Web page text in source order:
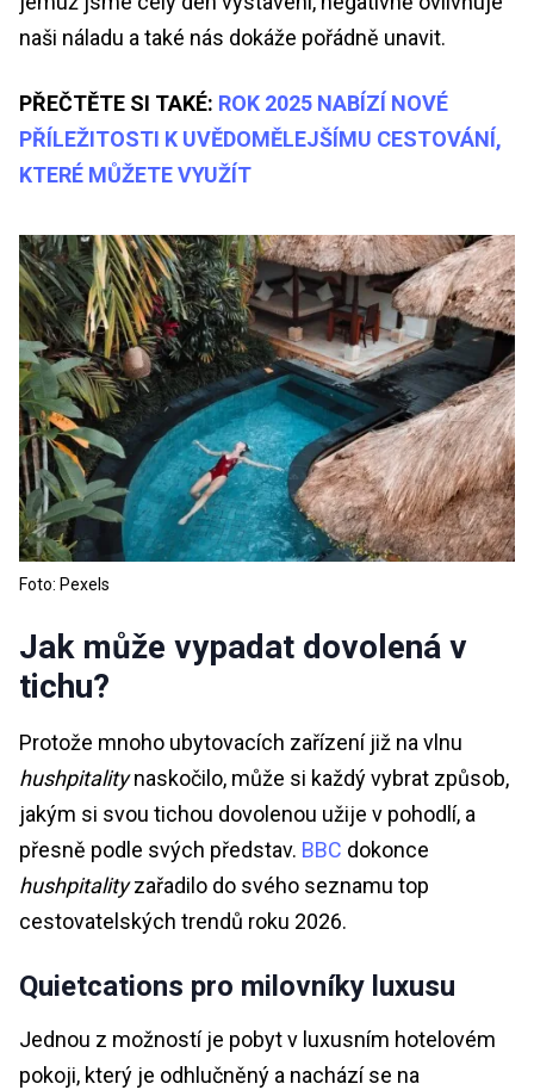
naši náladu a také nás dokáže pořádně unavit.
PŘEČTĚTE SI TAKÉ: ROK 2025 NABÍZÍ NOVÉ
PŘÍLEŽITOSTI K UVĚDOMĚLEJŠÍMU CESTOVÁNÍ,
KTERÉ MŮŽETE VYUŽÍT
Foto: Pexels
Jak může vypadat dovolená v
tichu?
Protože mnoho ubytovacích zařízení již na vlnu
hushpitalitynaskočilo, může si každý vybrat způsob,
jakým si svou tichou dovolenou užije v pohodlí, a
přesně podle svých představ. BBC dokonce
hushpitalityzařadilo do svého seznamu top
cestovatelských trendů roku 2026.
Quietcations pro milovníky luxusu
Jednou z možností je pobyt v luxusním hotelovém
pokoji, který je odhlučněný a nachází se na